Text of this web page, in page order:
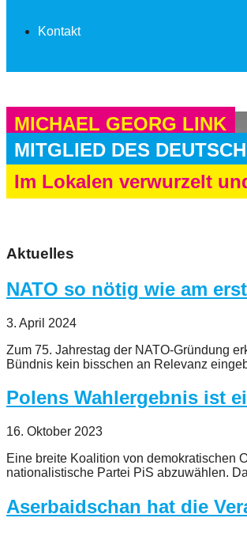
Kontakt
MICHAEL GEORG LINK
MITGLIED DES
Im Lokalen verwurzelt
Aktuelles
NATO so nötig wie am
3. April 2024
Zum 75. Jahrestag der NATO-Gründung
Bündnis kein bisschen an Relevanz
Polens Wahlergebnis ist
16. Oktober 2023
Eine breite Koalition von demokratischen
nationalistische Partei PiS abzuwählen.
Aserbaidschan hat die